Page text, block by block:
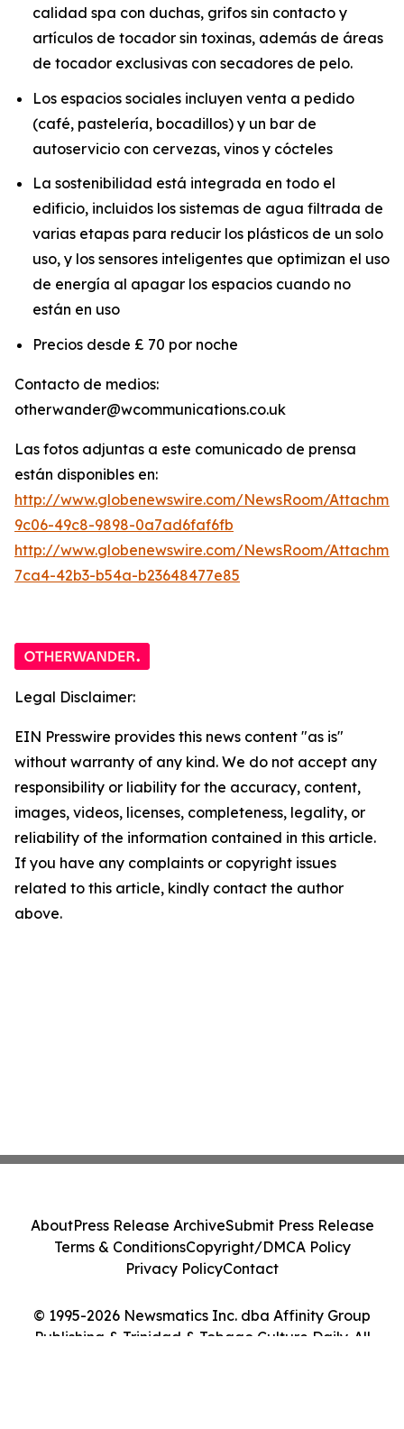
calidad spa con duchas, grifos sin contacto y
artículos de tocador sin toxinas, además de áreas
de tocador exclusivas con secadores de pelo.
Los espacios sociales incluyen venta a pedido
(café, pastelería, bocadillos) y un bar de
autoservicio con cervezas, vinos y cócteles
La sostenibilidad está integrada en todo el
edificio, incluidos los sistemas de agua filtrada de
varias etapas para reducir los plásticos de un solo
uso, y los sensores inteligentes que optimizan el uso
de energía al apagar los espacios cuando no
están en uso
Precios desde £ 70 por noche
Contacto de medios:
otherwander@wcommunications.co.uk
Las fotos adjuntas a este comunicado de prensa
están disponibles en:
http://www.globenewswire.com/NewsRoom/
9c06-49c8-9898-0a7ad6faf6fb
http://www.globenewswire.com/NewsRoom/
7ca4-42b3-b54a-b23648477e85
Legal Disclaimer:
EIN Presswire provides this news content "as is"
without warranty of any kind. We do not accept any
responsibility or liability for the accuracy, content,
images, videos, licenses, completeness, legality, or
reliability of the information contained in this article.
If you have any complaints or copyright issues
related to this article, kindly contact the author
above.
© 1995-2026 Newsmatics Inc. dba Affinity Group
Publishing & Trinidad & Tobago Culture Daily. All
AboutPress Release ArchiveSubmit Press Release
Terms & ConditionsCopyright/DMCA Policy
Privacy PolicyContact